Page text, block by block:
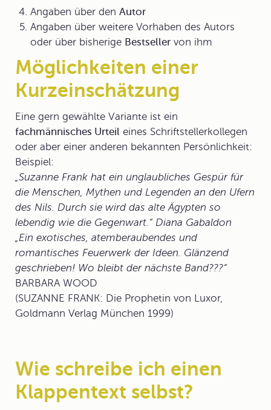
Angaben über den Autor
Angaben über weitere Vorhaben des Autors
oder über bisherige Bestseller von ihm
Möglichkeiten einer
Kurzeinschätzung
Eine gern gewählte Variante ist ein
fachmännisches Urteil eines Schriftstellerkollegen
oder aber einer anderen bekannten Persönlichkeit:
Beispiel:
„Suzanne Frank hat ein unglaubliches Gespür für
die Menschen, Mythen und Legenden an den Ufern
des Nils. Durch sie wird das alte Ägypten so
lebendig wie die Gegenwart.“ Diana Gabaldon
„Ein exotisches, atemberaubendes und
romantisches Feuerwerk der Ideen. Glänzend
geschrieben! Wo bleibt der nächste Band???“
BARBARA WOOD
(SUZANNE FRANK: Die Prophetin von Luxor,
Goldmann Verlag München 1999)
Wie schreibe ich einen
Klappentext selbst?